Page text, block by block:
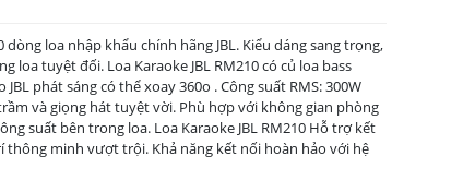
dòng loa nhập khẩu chính hãng JBL. Kiểu dáng sang trọng,
tuyệt đối. Loa Karaoke JBL RM210 có củ loa bass
phát sáng có thể xoay 360o . Công suất RMS: 300W
và giọng hát tuyệt vời. Phù hợp với không gian phòng
suất bên trong loa. Loa Karaoke JBL RM210 Hỗ trợ kết
minh vượt trội. Khả năng kết nối hoàn hảo với hệ